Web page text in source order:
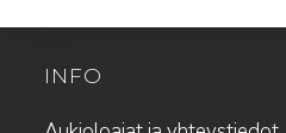
INFO